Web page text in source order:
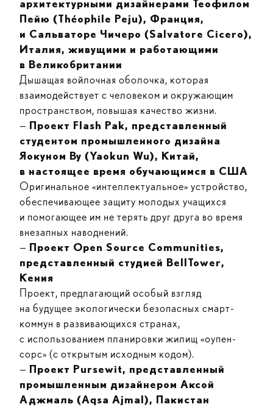
архитектурными дизайнерами Теофилом
Пейю (Théophile Peju), Франция,
и Сальваторе Чичеро (Salvatore Cicero),
Италия, живущими и работающими
в Великобритании
Дышащая войлочная оболочка, которая
взаимодействует с человеком и окружающим
пространством, повышая качество жизни.
— Проект Flash Pak, представленный
студентом промышленного дизайна
Яокуном Ву (Yaokun Wu), Китай,
в настоящее время обучающимся в США
Оригинальное «интеллектуальное» устройство,
обеспечивающее защиту молодых учащихся
и помогающее им не терять друг друга во время
внезапных наводнений.
— Проект Open Source Communities,
представленный студией BellTower,
Кения
Проект, предлагающий особый взгляд
на будущее экологически безопасных смарт-
коммун в развивающихся странах,
с использованием планировки жилищ «оупен-
сорс» (с открытым исходным кодом).
— Проект Pursewit, представленный
промышленным дизайнером Аксой
Аджмаль (Aqsa Ajmal), Пакистан